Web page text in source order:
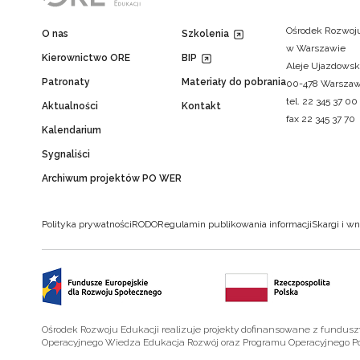
O nas
Kierownictwo ORE
Patronaty
Aktualności
Kalendarium
Sygnaliści
Archiwum projektów PO WER
Szkolenia
BIP
Materiały do pobrania
Kontakt
Ośrodek
w Warszawie
Aleje
00-478
tel. 22 345 37 00
fax 22 345 37 70
Polityka prywatnościRODORegulamin publikowania informacjiSkargi i
Ośrodek Rozwoju Edukacji realizuje projekty dofinansowane z
Operacyjnego Wiedza Edukacja Rozwój oraz Programu Operacyjnego